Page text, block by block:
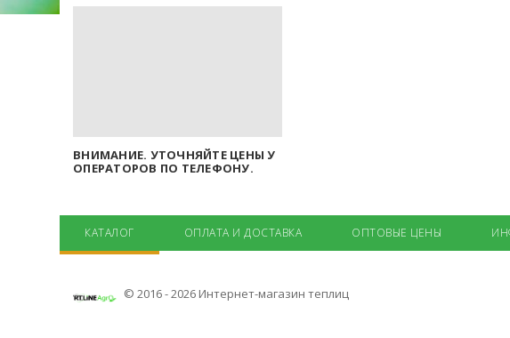
ВНИМАНИЕ. УТОЧНЯЙТЕ ЦЕНЫ У
ОПЕРАТОРОВ ПО ТЕЛЕФОНУ.
КАТАЛОГ ОПЛАТА И ДОСТАВКА ОПТОВЫЕ ЦЕНЫ
© 2016 - 2026 Интернет-магазин теплиц